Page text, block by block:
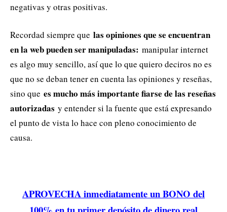
negativas y otras positivas.
Recordad siempre que las opiniones que se encuentran
en la web pueden ser manipuladas: manipular internet
es algo muy sencillo, así que lo que quiero deciros no es
que no se deban tener en cuenta las opiniones y reseñas,
sino que es mucho más importante fiarse de las reseñas
autorizadas y entender si la fuente que está expresando
el punto de vista lo hace con pleno conocimiento de
causa.
APROVECHA inmediatamente un BONO del